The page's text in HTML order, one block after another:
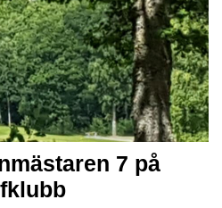
7 på